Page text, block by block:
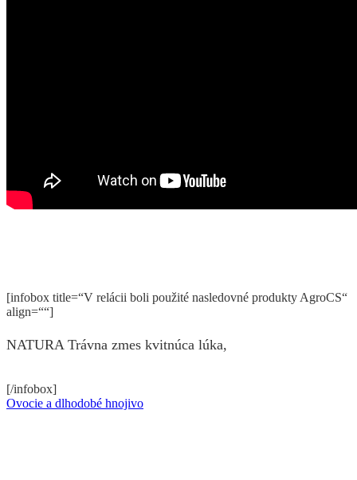
[infobox title=“V relácii boli použité nasledovné produkty AgroCS“
align=““]
NATURA Trávna zmes kvitnúca lúka,
[/infobox]
Ovocie a dlhodobé hnojivo